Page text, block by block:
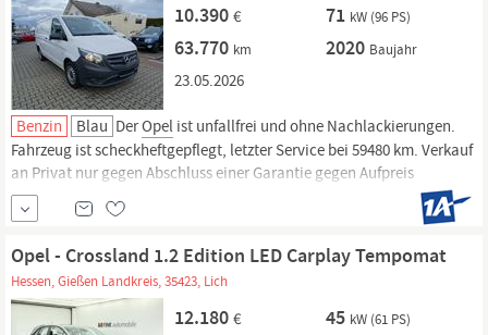
10.390 € 71 kW (96 PS)
63.770 km 2020 Baujahr
23.05.2026
Benzin Blau DerOpel ist unfallfrei und ohne Nachlackierungen.
Fahrzeug ist scheckheftgepflegt, letzter Service bei 59480 km. Verkauf
an Privat nur gegen Abschluss einer Garantie gegen Aufpreis
möglich.- ABS Antiblockiersystem- Frontantrieb- Einparkhilfe
Kamera- Einparkhilfe Sensoren hinten- Einparkhilfe Sensoren vorne-
Opel - Crossland 1.2 Edition LED Carplay Tempomat
Hessen, Gießen Landkreis, 35423, Lich
12.180 € 45 kW (61 PS)